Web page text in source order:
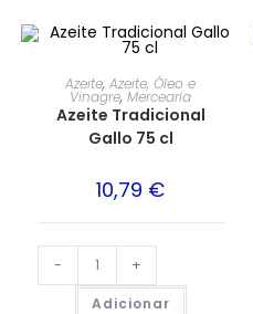
Azeite,Azeite, Óleo e
Vinagre,Mercearia
Azeite Tradicional
Gallo 75 cl
10,79 €
- +
Adicionar